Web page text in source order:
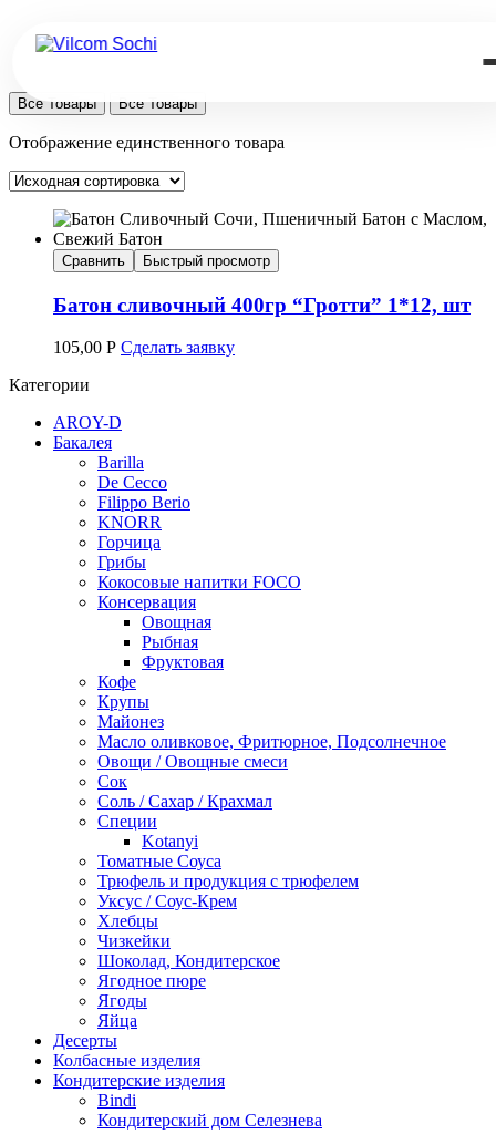
Все Товары Все Товары
Отображение единственного товара
Сравнить Быстрый просмотр
Батон сливочный 400гр “Гротти” 1*12, шт
105,00 Р Сделать заявку
Категории
AROY-D
Бакалея
Barilla
De Cecco
Filippo Berio
KNORR
Горчица
Грибы
Кокосовые напитки FOCO
Консервация
Овощная
Рыбная
Фруктовая
Кофе
Крупы
Майонез
Масло оливковое, Фритюрное, Подсолнечное
Овощи / Овощные смеси
Сок
Соль / Сахар / Крахмал
Специи
Kotanyi
Томатные Соуса
Трюфель и продукция с трюфелем
Уксус / Соус-Крем
Хлебцы
Чизкейки
Шоколад, Кондитерское
Ягодное пюре
Ягоды
Яйца
Десерты
Колбасные изделия
Кондитерские изделия
Bindi
Кондитерский дом Селезнева